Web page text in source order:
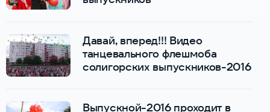
Давай, вперед!!! Видео
танцевального флешмоба
солигорских выпускников-2016
Выпускной-2016 проходит в